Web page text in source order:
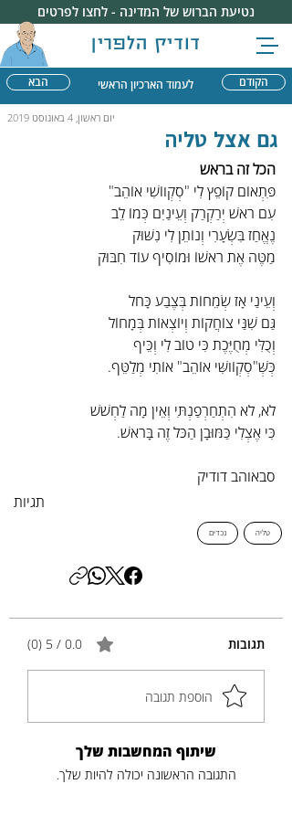
דודיק הלפרין
נטיעת הברוש של המדינה - לחצו לפרטים
הבא הקודם לעמוד הארכיון הראשי
יום ראשון, 4 באוגוסט 2019
גם אצל טליה
הכל זה בראש
פִּתְאוֹם קוֹפֵץ לִי "סְקְווֹשִׁי אוֹהֵב"
עִם רֹאשׁ יְרַקְרַק וְעֵינַיִם כְּמוֹ לֵב
נֶאֱחַז בִּשְׂעָרִי וְנוֹתֵן לִי נִשּׁוּק
מַטֶּה אֶת רֹאשׁוֹ וּמוֹסִיף עוֹד חִבּוּק
וְעֵינַי אָז שְׂמֵחוֹת בְּצֶבַע כָּחֹל
גַּם שִׁנַּי צוֹחֲקוֹת וְיוֹצְאוֹת בְּמָחוֹל
וְכֻלִּי מְחֻיֶּכֶת כִּי טוֹב לִי וְכֵּיף
כְּשְּׁ"סְקְוֹושִּׁי אוֹהֵב" אוֹתִי מְלַטֵּף.
לֹא, לֹא הִתְחַרְפַנְתִּי וְאֵין מָה לַחְשֹׁשׁ
כִּי אֶצְלִי כַּמּוּבָן הַכֹּל זֶה בָּרֹאשׁ.
סבאוהב דודיק
תגיות
טליה נכדים
תגובות 0.0 / 5 ‏(0)
הוספת תגובה
שיתוף המחשבות שלך
התגובה הראשונה יכולה להיות שלך.